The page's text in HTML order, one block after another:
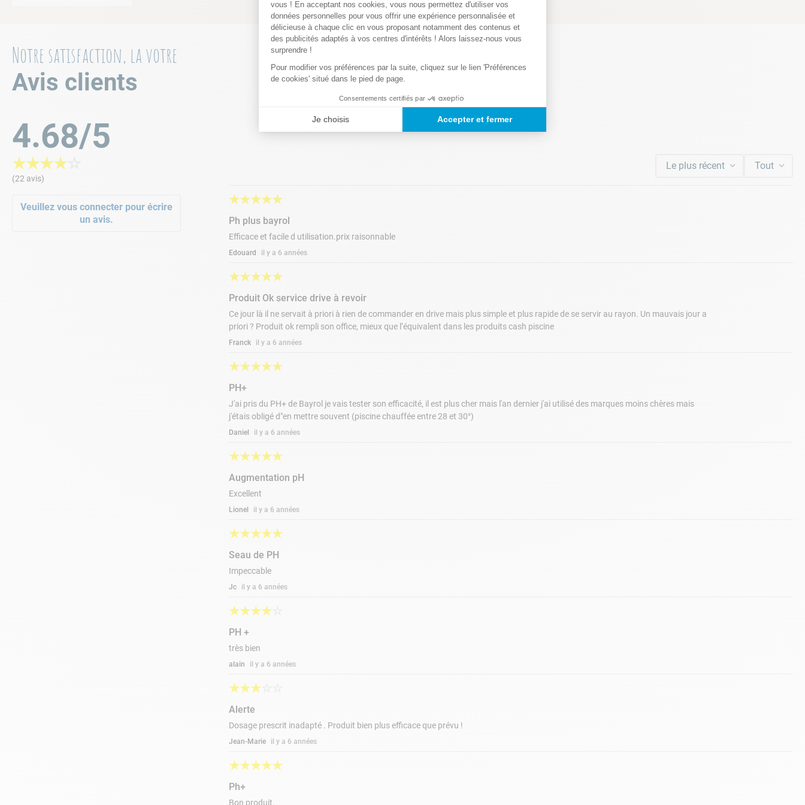
Notre satisfaction, la votre
Avis clients
★★★★
4.68/5
(22 avis)
Veuillez vous connecter pour écrire
un avis.
Le plus récent Tout
★★★★★
Ph plus bayrol
il y a 6 années
Edouard
Efficace et facile d utilisation.prix raisonnable
★★★★★
Produit Ok service drive à revoir
il y a 6 années
Franck
Ce jour là il ne servait à priori à rien de commander en drive mais plus simple et plus rapide de se servir au rayon. Un mauvais jour a
priori ? Produit ok rempli son office, mieux que l’équivalent dans les produits cash piscine
★★★★★
PH+
il y a 6 années
Daniel
J'ai pris du PH+ de Bayrol je vais tester son efficacité, il est plus cher mais l'an dernier j'ai utilisé des marques moins chères mais
j'étais obligé d"en mettre souvent (piscine chauffée entre 28 et 30°)
★★★★★
Augmentation pH
il y a 6 années
Lionel
Excellent
★★★★★
Seau de PH
il y a 6 années
Jc
Impeccable
★★★★
PH +
il y a 6 années
alain
très bien
★★★
Alerte
il y a 6 années
Jean-Marie
Dosage prescrit inadapté . Produit bien plus efficace que prévu !
★★★★★
Ph+
Bon produit.
vous ! En acceptant nos cookies, vous nous permettez d'utiliser vos
données personnelles pour vous offrir une expérience personnalisée et
délicieuse à chaque clic en vous proposant notamment des contenus et
des publicités adaptés à vos centres d'intérêts ! Alors laissez-nous vous
surprendre !
Pour modifier vos préférences par la suite, cliquez sur le lien 'Préférences
de cookies' situé dans le pied de page.
Consentements certifiés par
Je choisis Accepter et fermer